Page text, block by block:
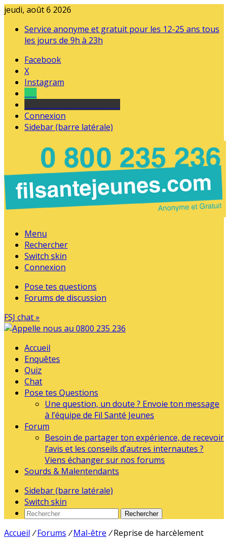
jeudi, août 6 2026
Service anonyme et gratuit pour les 12-25 ans tous
les jours de 9h à 23h
Facebook
X
Instagram
Connexion
Sidebar (barre latérale)
Menu
Rechercher
Switch skin
Connexion
Pose tes questions
Forums de discussion
FSJ chat »
Accueil
Enquêtes
Quiz
Chat
Pose tes Questions
Une question, un doute ? Envoie ton message
à l’équipe de Fil Santé Jeunes
Forum
Besoin de partager ton expérience, de recevoir
l’avis et les conseils d’autres internautes ?
Viens échanger sur nos forums
Sourds & Malentendants
Sidebar (barre latérale)
Switch skin
Rechercher
Accueil / Forums / Mal-être / Reprise de harcèlement